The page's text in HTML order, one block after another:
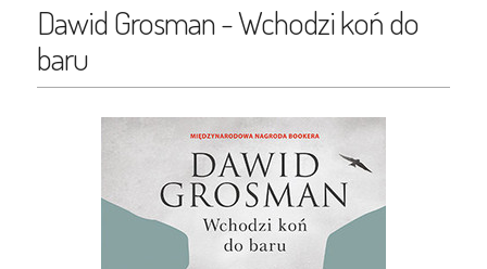
Dawid Grosman - Wchodzi koń do
baru